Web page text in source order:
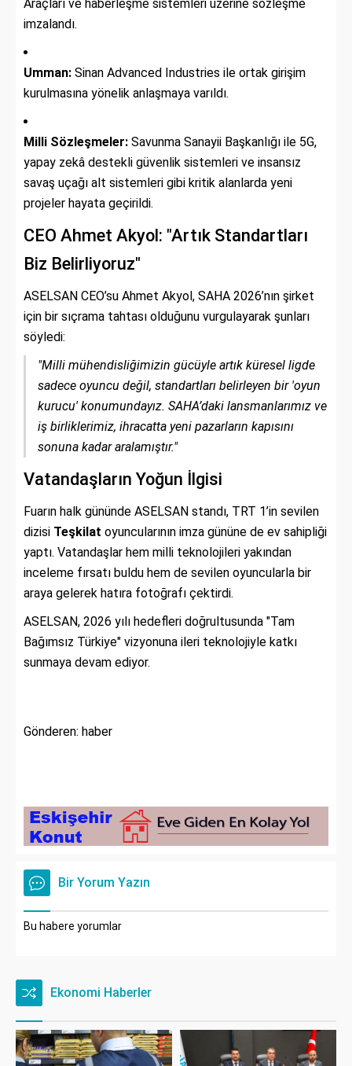
Araçları ve haberleşme sistemleri üzerine sözleşme
imzalandı.
Umman: Sinan Advanced Industries ile ortak girişim
kurulmasına yönelik anlaşmaya varıldı.
Milli Sözleşmeler: Savunma Sanayii Başkanlığı ile 5G,
yapay zekâ destekli güvenlik sistemleri ve insansız
savaş uçağı alt sistemleri gibi kritik alanlarda yeni
projeler hayata geçirildi.
CEO Ahmet Akyol: "Artık Standartları
Biz Belirliyoruz"
ASELSAN CEO’su Ahmet Akyol, SAHA 2026’nın şirket
için bir sıçrama tahtası olduğunu vurgulayarak şunları
söyledi:
"Milli mühendisliğimizin gücüyle artık küresel ligde
sadece oyuncu değil, standartları belirleyen bir 'oyun
kurucu' konumundayız. SAHA’daki lansmanlarımız ve
iş birliklerimiz, ihracatta yeni pazarların kapısını
sonuna kadar aralamıştır."
Vatandaşların Yoğun İlgisi
Fuarın halk gününde ASELSAN standı, TRT 1’in sevilen
dizisi Teşkilat oyuncularının imza gününe de ev sahipliği
yaptı. Vatandaşlar hem milli teknolojileri yakından
inceleme fırsatı buldu hem de sevilen oyuncularla bir
araya gelerek hatıra fotoğrafı çektirdi.
ASELSAN, 2026 yılı hedefleri doğrultusunda "Tam
Bağımsız Türkiye" vizyonuna ileri teknolojiyle katkı
sunmaya devam ediyor.
Gönderen: haber
Bir Yorum Yazın
Bu habere yorumlar
Ekonomi Haberler